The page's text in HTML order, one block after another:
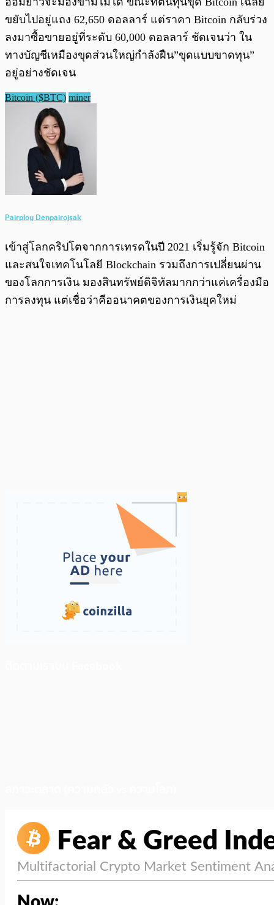
ขยับไปอยู่แถง 62,650 ดอลลาร์ แต่ราคา Bitcoin กลับร่วง
ลงมาซื้อขายอยู่ที่ระดับ 60,000 ดอลลาร์ ชัดเจนว่า ใน
ทางบัญชีเหมืองขุดส่วนใหญ่กำลังฝืน”ขุดแบบขาดทุน”
อยู่อย่างชัดเจน
Bitcoin ($BTC) miner
Pairploy Denpairojsak
เข้าสู่โลกคริปโตจากการเทรดในปี 2021 เริ่มรู้จัก Bitcoin
และสนใจเทคโนโลยี Blockchain รวมถึงการเปลี่ยนผ่าน
ของโลกการเงิน มองสินทรัพย์ดิจิทัลมากกว่าแค่เครื่องมือ
การลงทุน แต่เชื่อว่าคืออนาคตของการเงินยุคใหม่